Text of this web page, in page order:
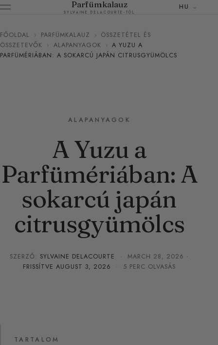
Parfümkalauz
SYLVAINE DELACOURTE-TÓL
HU
FŐOLDAL › PARFÜMKALAUZ › ÖSSZETÉTEL ÉS
ÖSSZETEVŐK
› ALAPANYAGOK › A YUZU A
PARFÜMÉRIÁBAN: A SOKARCÚ JAPÁN CITRUSGYÜMÖLCS
ALAPANYAGOK
A Yuzu a
Parfümériában: A
sokarcú japán
citrusgyümölcs
SZERZŐ: SYLVAINE DELACOURTE · MARCH 28, 2026 ·
FRISSÍTVE AUGUST 3, 2026 · 5 PERC OLVASÁS
TARTALOM